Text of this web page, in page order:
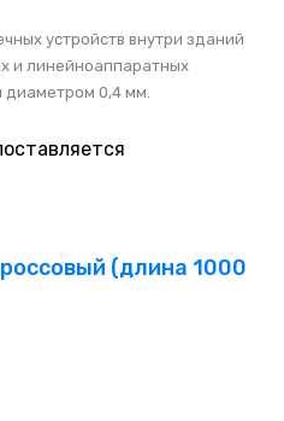
устройств внутри зданий
и линейноаппаратных
диаметром 0,4 мм.
(длина 1000